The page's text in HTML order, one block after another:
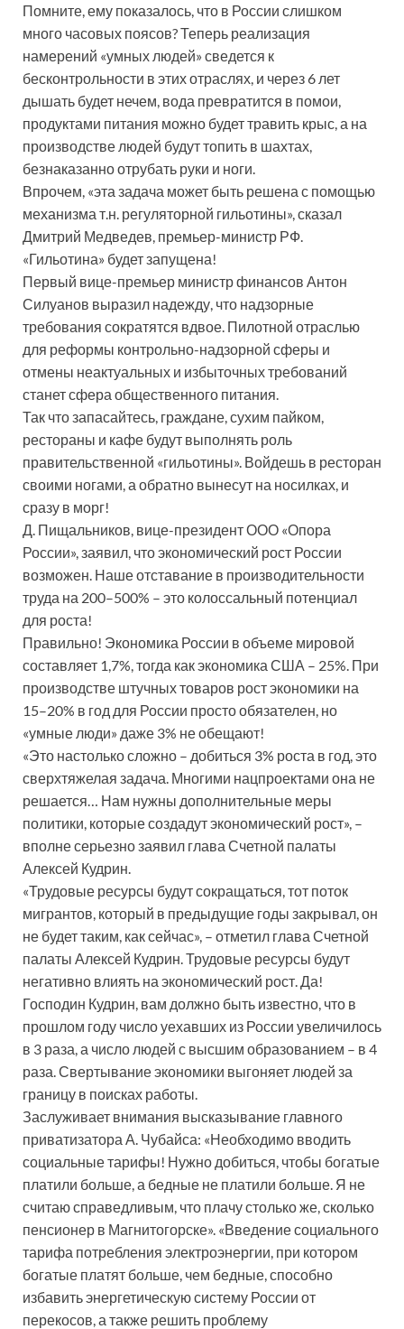
Помните, ему показалось, что в России слишком
много часовых поясов? Теперь реализация
намерений «умных людей» сведется к
бесконтрольности в этих отраслях, и через 6 лет
дышать будет нечем, вода превратится в помои,
продуктами питания можно будет травить крыс, а на
производстве людей будут топить в шахтах,
безнаказанно отрубать руки и ноги.
Впрочем, «эта задача может быть решена с помощью
механизма т.н. регуляторной гильотины», сказал
Дмитрий Медведев, премьер-министр РФ.
«Гильотина» будет запущена!
Первый вице-премьер министр финансов Антон
Силуанов выразил надежду, что надзорные
требования сократятся вдвое. Пилотной отраслью
для реформы контрольно-надзорной сферы и
отмены неактуальных и избыточных требований
станет сфера общественного питания.
Так что запасайтесь, граждане, сухим пайком,
рестораны и кафе будут выполнять роль
правительственной «гильотины». Войдешь в ресторан
своими ногами, а обратно вынесут на носилках, и
сразу в морг!
Д. Пищальников, вице-президент ООО «Опора
России», заявил, что экономический рост России
возможен. Наше отставание в производительности
труда на 200–500% – это колоссальный потенциал
для роста!
Правильно! Экономика России в объеме мировой
составляет 1,7%, тогда как экономика США – 25%. При
производстве штучных товаров рост экономики на
15–20% в год для России просто обязателен, но
«умные люди» даже 3% не обещают!
«Это настолько сложно – добиться 3% роста в год, это
сверхтяжелая задача. Многими нацпроектами она не
решается… Нам нужны дополнительные меры
политики, которые создадут экономический рост», –
вполне серьезно заявил глава Счетной палаты
Алексей Кудрин.
«Трудовые ресурсы будут сокращаться, тот поток
мигрантов, который в предыдущие годы закрывал, он
не будет таким, как сейчас», – отметил глава Счетной
палаты Алексей Кудрин. Трудовые ресурсы будут
негативно влиять на экономический рост. Да!
Господин Кудрин, вам должно быть известно, что в
прошлом году число уехавших из России увеличилось
в 3 раза, а число людей с высшим образованием – в 4
раза. Свертывание экономики выгоняет людей за
границу в поисках работы.
Заслуживает внимания высказывание главного
приватизатора А. Чубайса: «Необходимо вводить
социальные тарифы! Нужно добиться, чтобы богатые
платили больше, а бедные не платили больше. Я не
считаю справедливым, что плачу столько же, сколько
пенсионер в Магнитогорске». «Введение социального
тарифа потребления электроэнергии, при котором
богатые платят больше, чем бедные, способно
избавить энергетическую систему России от
перекосов, а также решить проблему